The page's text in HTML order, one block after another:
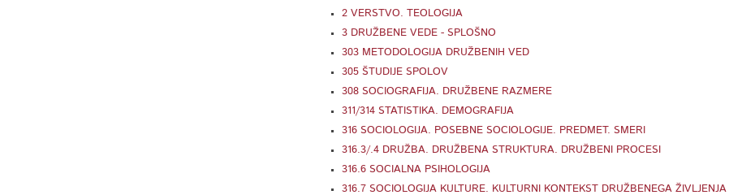
2 VERSTVO. TEOLOGIJA
3 DRUŽBENE VEDE - SPLOŠNO
303 METODOLOGIJA DRUŽBENIH VED
305 ŠTUDIJE SPOLOV
308 SOCIOGRAFIJA. DRUŽBENE RAZMERE
311/314 STATISTIKA. DEMOGRAFIJA
316 SOCIOLOGIJA. POSEBNE SOCIOLOGIJE. PREDMET. SMERI
316.3/.4 DRUŽBA. DRUŽBENA STRUKTURA. DRUŽBENI PROCESI
316.6 SOCIALNA PSIHOLOGIJA
316.7 SOCIOLOGIJA KULTURE. KULTURNI KONTEKST DRUŽBENEGA ŽIVLJENJA